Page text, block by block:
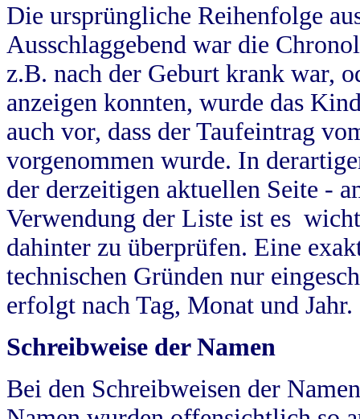
Die ursprüngliche Reihenfolge
Ausschlaggebend war die
z.B. nach der Geburt krank war,
anzeigen konnten, wurde das
auch vor, dass der Taufeintrag
vorgenommen wurde. In
der derzeitigen aktuellen Seite -
Verwendung der Liste ist es
dahinter zu überprüfen. Eine
technischen Gründen nur
erfolgt nach Tag, Monat und Jahr.
Schreibweise der Namen
Bei den Schreibweisen der